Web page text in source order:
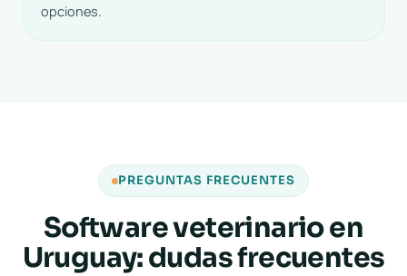
opciones.
PREGUNTAS FRECUENTES
Software veterinario en
Uruguay: dudas frecuentes